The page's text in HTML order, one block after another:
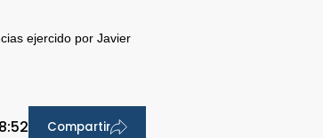
ejercido por Javier
Compartir